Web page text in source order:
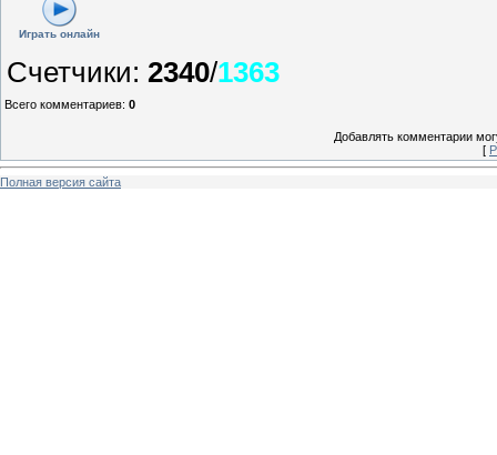
Играть онлайн
Счетчики: 2340/1363
Всего комментариев: 0
Добавлять комментарии
[
Полная версия сайта